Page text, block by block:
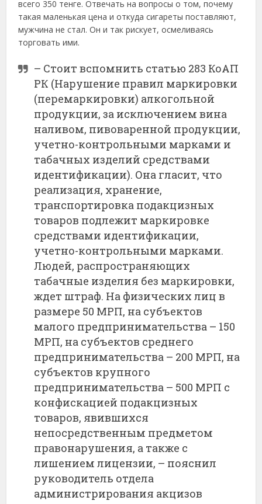
всего 350 тенге. Отвечать на вопросы о том, почему
такая маленькая цена и откуда сигареты поставляют,
мужчина не стал. Он и так рискует, осмеливаясь
торговать ими.
– Стоит вспомнить статью 283 КоАП
РК (Нарушение правил маркировки
(перемаркировки) алкогольной
продукции, за исключением вина
наливом, пивоваренной продукции,
учетно-контрольными марками и
табачных изделий средствами
идентификации). Она гласит, что
реализация, хранение,
транспортировка подакцизных
товаров подлежит маркировке
средствами идентификации,
учетно-контрольными марками.
Людей, распространяющих
табачные изделия без маркировки,
ждет штраф. На физических лиц в
размере 50 МРП, на субъектов
малого предпринимательства – 150
МРП, на субъектов среднего
предпринимательства – 200 МРП, на
субъектов крупного
предпринимательства – 500 МРП с
конфискацией подакцизных
товаров, явившихся
непосредственным предметом
правонарушения, а также с
лишением лицензии, – пояснил
руководитель отдела
администрирования акцизов